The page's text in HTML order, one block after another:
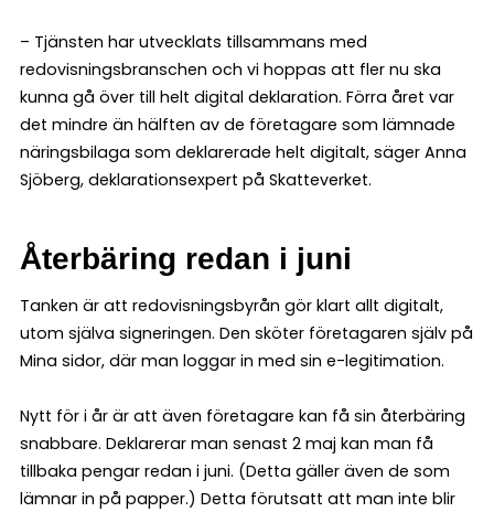
– Tjänsten har utvecklats tillsammans med
redovisningsbranschen och vi hoppas att fler nu ska
kunna gå över till helt digital deklaration. Förra året var
det mindre än hälften av de företagare som lämnade
näringsbilaga som deklarerade helt digitalt, säger Anna
Sjöberg, deklarationsexpert på Skatteverket.
Återbäring redan i juni
Tanken är att redovisningsbyrån gör klart allt digitalt,
utom själva signeringen. Den sköter företagaren själv på
Mina sidor, där man loggar in med sin e-legitimation.
Nytt för i år är att även företagare kan få sin återbäring
snabbare. Deklarerar man senast 2 maj kan man få
tillbaka pengar redan i juni. (Detta gäller även de som
lämnar in på papper.) Detta förutsatt att man inte blir